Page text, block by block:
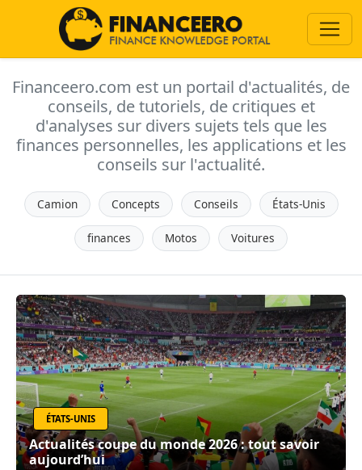
Financeero.com est un portail d'actualités, de
conseils, de tutoriels, de critiques et
d'analyses sur divers sujets tels que les
finances personnelles, les applications et les
conseils sur l'actualité.
Camion Concepts Conseils États-Unis
finances Motos Voitures
ÉTATS-UNIS
Actualités coupe du monde 2026 : tout savoir
aujourd’hui